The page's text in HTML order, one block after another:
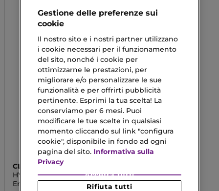
CLARINS
HYDRA-ESSENTIEL
Emulsione Idratante
Gestione delle preferenze sui
cookie
Il nostro sito e i nostri partner utilizzano
i cookie necessari per il funzionamento
del sito, nonché i cookie per
ottimizzarne le prestazioni, per
migliorare e/o personalizzare le sue
funzionalità e per offrirti pubblicità
pertinente. Esprimi la tua scelta! La
conserviamo per 6 mesi. Puoi
modificare le tue scelte in qualsiasi
momento cliccando sul link "configura
cookie", disponibile in fondo ad ogni
pagina del sito. Informativa sulla
Privacy
Rifiuta tutti
Accetta tutti